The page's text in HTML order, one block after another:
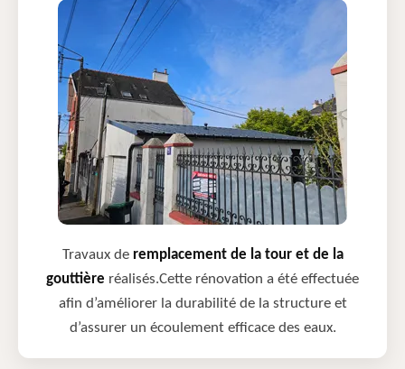
Travaux de remplacement de la tour et de la
gouttière réalisés.Cette rénovation a été effectuée
afin d’améliorer la durabilité de la structure et
d’assurer un écoulement efficace des eaux.